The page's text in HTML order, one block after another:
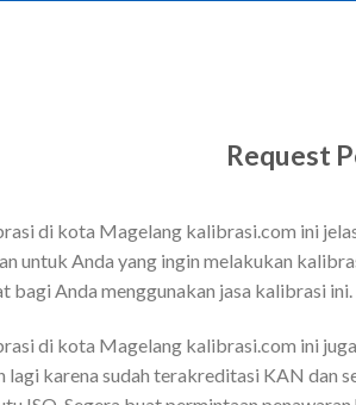
Request
di kota Magelang kalibrasi.com ini
untuk Anda yang ingin melakukan
bagi Anda menggunakan jasa kalibrasi ini.
di kota Magelang kalibrasi.com ini
lagi karena sudah terakreditasi KAN dan